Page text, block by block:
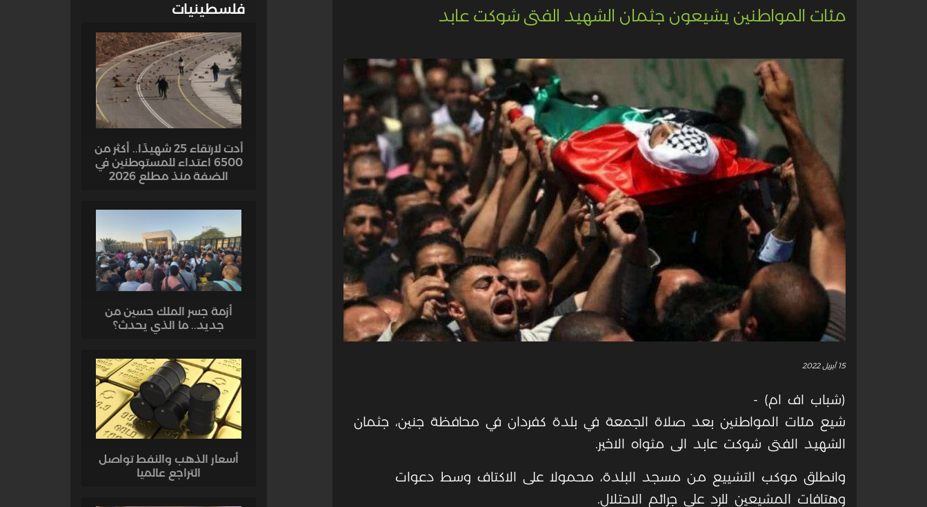
مئات المواطنين يشيعون جثمان الشهيد الفتى شوكت عابد
15 أبريل 2022
(شباب اف ام) -
شيع مئات المواطنين بعد صلاة الجمعة في بلدة كفردان في محافظة جنين، جثمان
الشهيد الفتى شوكت عابد الى مثواه الاخير.
وانطلق موكب التشييع من مسجد البلدة، محمولا على الاكتاف وسط دعوات
وهتافات المشيعين للرد على جرائم الاحتلال.
فلسطينيات
أدت لارتقاء 25 شهيدًا.. أكثر من
6500 اعتداء للمستوطنين في
الضفة منذ مطلع 2026
أزمة جسر الملك حسين من
جديد.. ما الذي يحدث؟
أسعار الذهب والنفط تواصل
التراجع عالميا